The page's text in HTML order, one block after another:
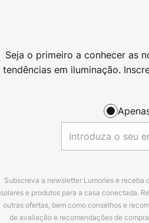
Seja o primeiro a conhecer as
tendências em iluminação.
Subscreva a newsletter Lumories e
solares e produtos para a casa conectada.
outras ofertas, bem como conselhos e
de avaliação e recomendações de